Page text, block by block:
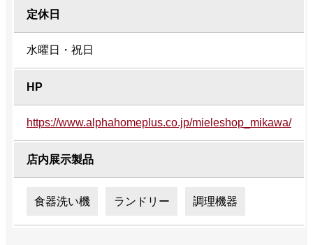
定休日
水曜日・祝日
HP
https://www.alphahomeplus.co.jp/mieleshop_mikawa/
店内展示製品
食器洗い機 ランドリー 調理機器